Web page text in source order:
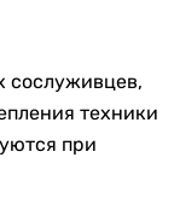
сослуживцев,
техники
при